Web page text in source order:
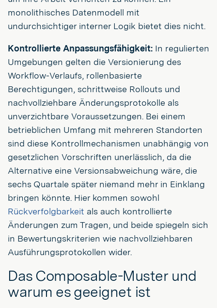
monolithisches Datenmodell mit
undurchsichtiger interner Logik bietet dies nicht.
Kontrollierte Anpassungsfähigkeit: In regulierten
Umgebungen gelten die Versionierung des
Workflow-Verlaufs, rollenbasierte
Berechtigungen, schrittweise Rollouts und
nachvollziehbare Änderungsprotokolle als
unverzichtbare Voraussetzungen. Bei einem
betrieblichen Umfang mit mehreren Standorten
sind diese Kontrollmechanismen unabhängig von
gesetzlichen Vorschriften unerlässlich, da die
Alternative eine Versionsabweichung wäre, die
sechs Quartale später niemand mehr in Einklang
bringen könnte. Hier kommen sowohl
Rückverfolgbarkeit als auch kontrollierte
Änderungen zum Tragen, und beide spiegeln sich
in Bewertungskriterien wie nachvollziehbaren
Ausführungsprotokollen wider.
Das Composable-Muster und
warum es geeignet ist